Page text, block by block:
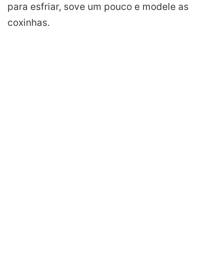
para esfriar, sove um pouco e modele as
coxinhas.